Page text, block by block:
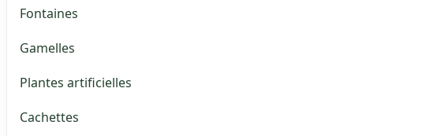
Fontaines
Gamelles
Plantes artificielles
Cachettes